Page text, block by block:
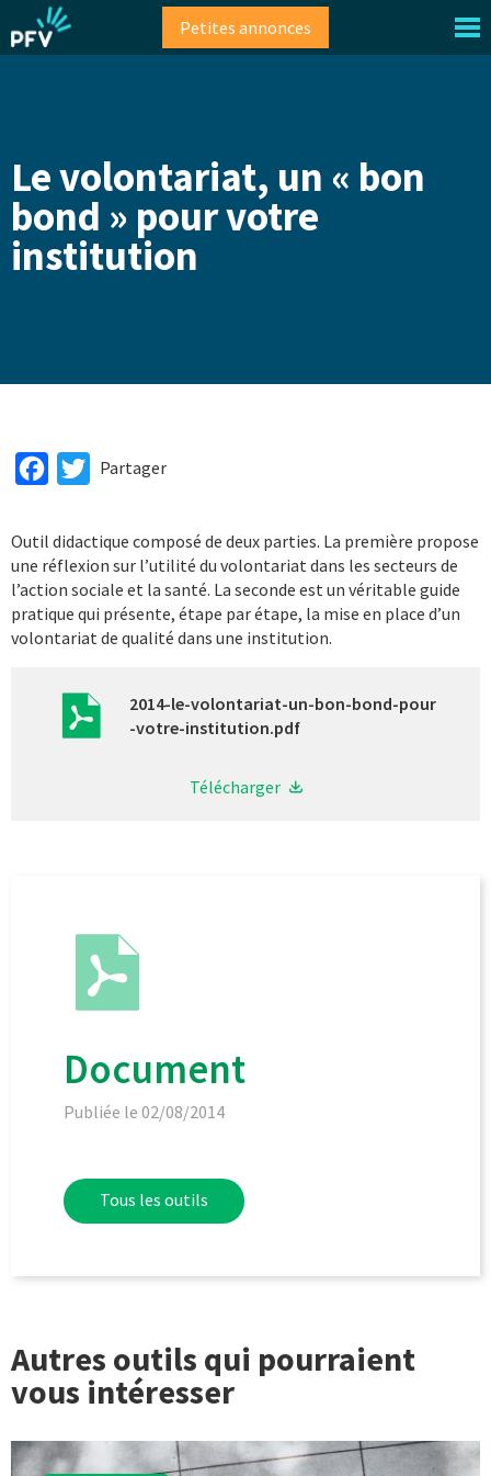
au
contenu
Petites annonces
Le volontariat, un « bon
bond » pour votre
institution
FacebookTwitter
Partager
Outil didactique composé de deux parties. La première propose
une réflexion sur l’utilité du volontariat dans les secteurs de
l’action sociale et la santé. La seconde est un véritable guide
pratique qui présente, étape par étape, la mise en place d’un
volontariat de qualité dans une institution.
2014-le-volontariat-un-bon-bond-pour
-votre-institution.pdf
Télécharger
Document
Publiée le 02/08/2014
Tous les outils
Autres outils qui pourraient
vous intéresser